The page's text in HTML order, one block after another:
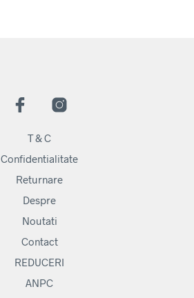
T & C
Confidentialitate
Returnare
Despre
Noutati
Contact
REDUCERI
ANPC